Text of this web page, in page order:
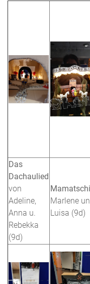
Das
Dachaulied
von
Adeline,
Anna u.
Rebekka
(9d)
Mamatschi
Marlene
Luisa (9d)